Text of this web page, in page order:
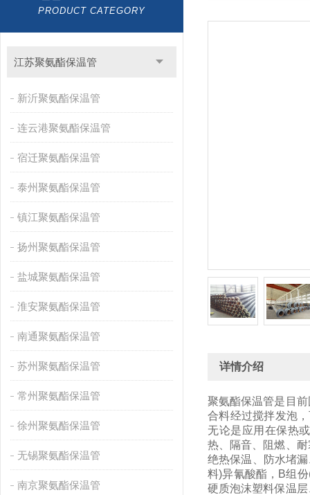
PRODUCT CATEGORY
江苏聚氨酯保温管
新沂聚氨酯保温管
连云港聚氨酯保温管
宿迁聚氨酯保温管
泰州聚氨酯保温管
镇江聚氨酯保温管
扬州聚氨酯保温管
盐城聚氨酯保温管
淮安聚氨酯保温管
南通聚氨酯保温管
苏州聚氨酯保温管
常州聚氨酯保温管
徐州聚氨酯保温管
无锡聚氨酯保温管
南京聚氨酯保温管
详情介绍
聚氨酯保温管是目
合料经过搅拌发泡
无论是应用在保热
热、隔音、阻燃、
绝热保温、防水堵
料)异氰酸酯，B组
硬质泡沫塑料保温